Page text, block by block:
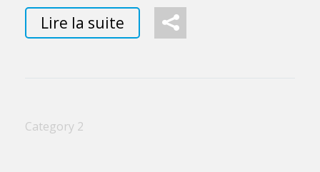
Lire la suite
Category 2